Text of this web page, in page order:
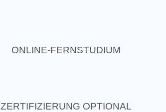
ONLINE-FERNSTUDIUM
ZERTIFIZIERUNG OPTIONAL